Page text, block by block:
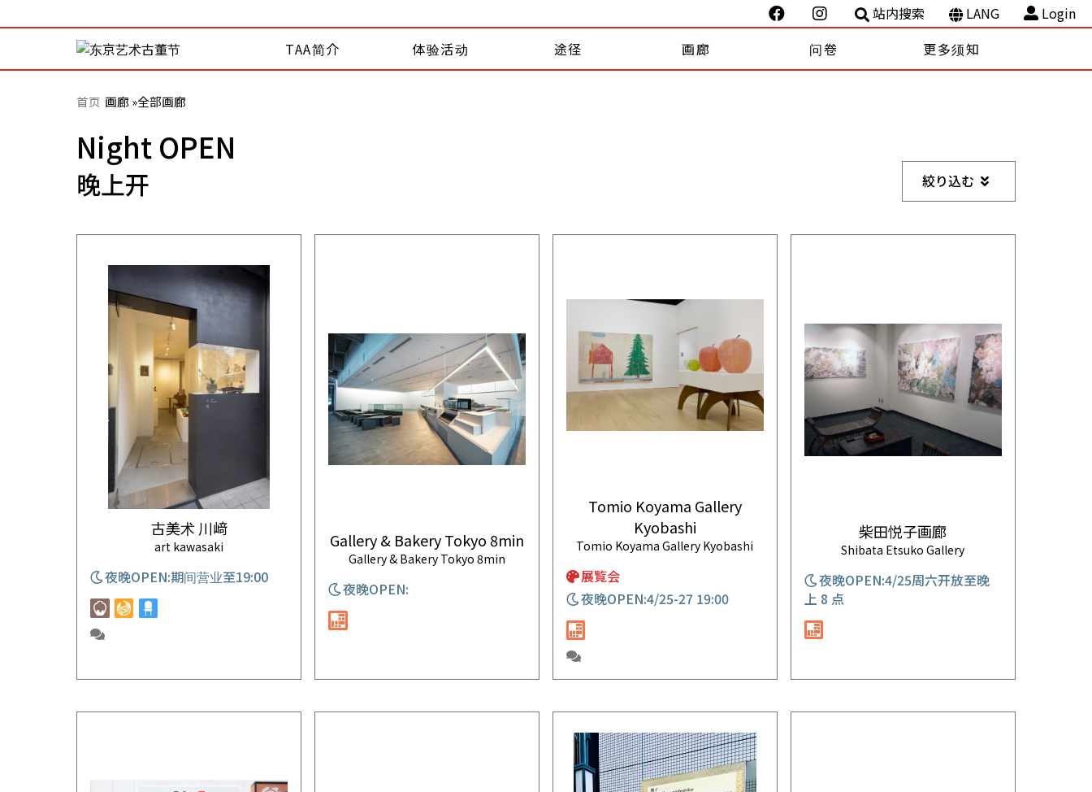
站内搜索 LANG
Login
TAA简介
体验活动 途径 画廊 问卷 更多须知
首页 画廊 »全部画廊
Night OPEN
晚上开 絞り込む
古美术 川﨑
art kawasaki
夜晚OPEN:期间营业至19:00
Gallery & Bakery Tokyo 8min
Gallery & Bakery Tokyo 8min
夜晚OPEN:
Tomio Koyama Gallery
Kyobashi
Tomio Koyama Gallery Kyobashi
展覧会
夜晚OPEN:4/25-27 19:00
柴田悦子画廊
Shibata Etsuko Gallery
夜晚OPEN:4/25周六开放至晚
上 8 点